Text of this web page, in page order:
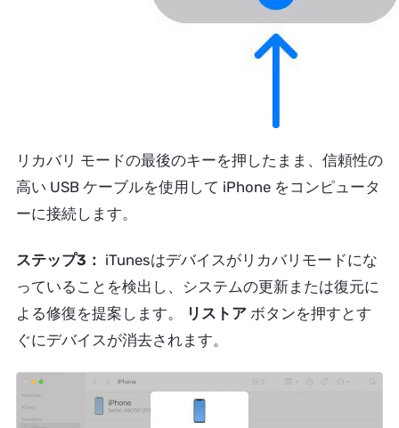
リカバリ モードの最後のキーを押したまま、信頼性の
高い USB ケーブルを使用して iPhone をコンピュータ
ーに接続します。
ステップ3： iTunesはデバイスがリカバリモードにな
っていることを検出し、システムの更新または復元に
よる修復を提案します。
リストアボタンを押すとす
ぐにデバイスが消去されます。